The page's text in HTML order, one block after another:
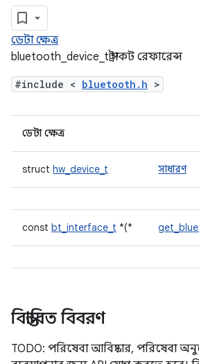
ডেটা ক্ষেত্র
bluetooth_device_t স্ট্রাকট রেফারেন্স
#include < bluetooth.h >
ডেটা ক্ষেত্র
struct hw_device_t সাধারণ
const bt_interface_t *(*
বিস্তারিত বিবরণ
TODO: পরিষেবা আবিষ্কার, পরিষেবা